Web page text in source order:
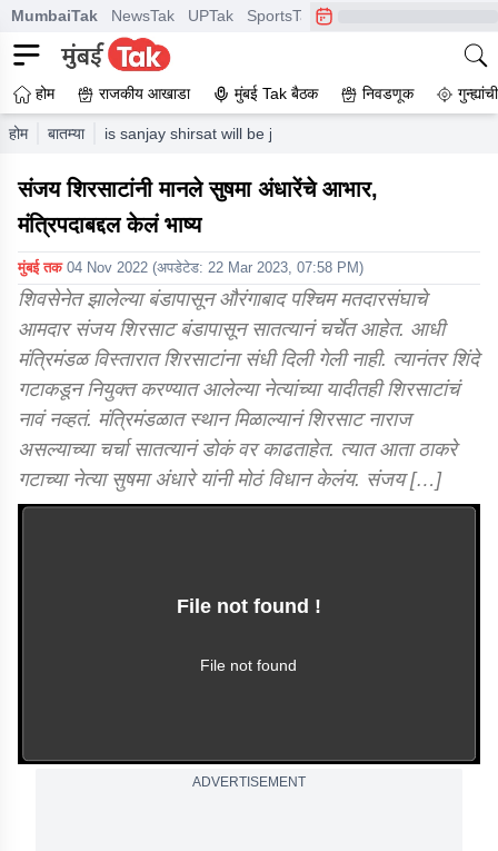
MumbaiTak NewsTak UPTak SportsTak CrimeTak
होम राजकीय आखाडा मुंबई Tak बैठक निवडणूक
होम बातम्या is sanjay shirsat will be joing uddhav thackeray shiv
संजय शिरसाटांनी मानले सुषमा अंधारेंचे आभार,
मंत्रिपदाबद्दल केलं भाष्य
मुंबई तक 04 Nov 2022 (अपडेटेड: 22 Mar 2023, 07:58 PM)
शिवसेनेत झालेल्या बंडापासून औरंगाबाद पश्चिम मतदारसंघाचे
आमदार संजय शिरसाट बंडापासून सातत्यानं चर्चेत आहेत. आधी
मंत्रिमंडळ विस्तारात शिरसाटांना संधी दिली गेली नाही. त्यानंतर शिंदे
गटाकडून नियुक्त करण्यात आलेल्या नेत्यांच्या यादीतही शिरसाटांचं
नावं नव्हतं. मंत्रिमंडळात स्थान मिळाल्यानं शिरसाट नाराज
असल्याच्या चर्चा सातत्यानं डोकं वर काढताहेत. त्यात आता ठाकरे
गटाच्या नेत्या सुषमा अंधारे यांनी मोठं विधान केलंय. संजय […]
This video file cannot
File not found !
File not found
ADVERTISEMENT